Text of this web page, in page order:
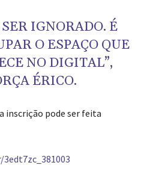
IGNORADO. É
O ESPAÇO QUE
NO DIGITAL”,
ÉRICO.
inscrição pode ser feita